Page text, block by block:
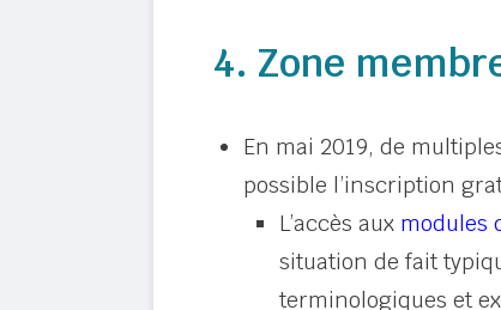
4. Zone
En mai 2019, de
possible l’inscription
L’accès aux modules
situation de fait
terminologiques et